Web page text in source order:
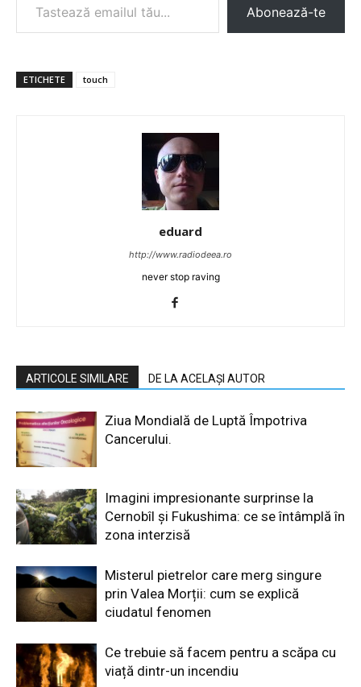
Abonează-te
ETICHETE touch
eduard
http://www.radiodeea.ro
never stop raving
ARTICOLE SIMILARE DE LA ACELAȘI AUTOR
Ziua Mondială de Luptă Împotriva
Cancerului.
Imagini impresionante surprinse la
Cernobîl și Fukushima: ce se întâmplă în
zona interzisă
Misterul pietrelor care merg singure
prin Valea Morții: cum se explică
ciudatul fenomen
Ce trebuie să facem pentru a scăpa cu
viață dintr-un incendiu